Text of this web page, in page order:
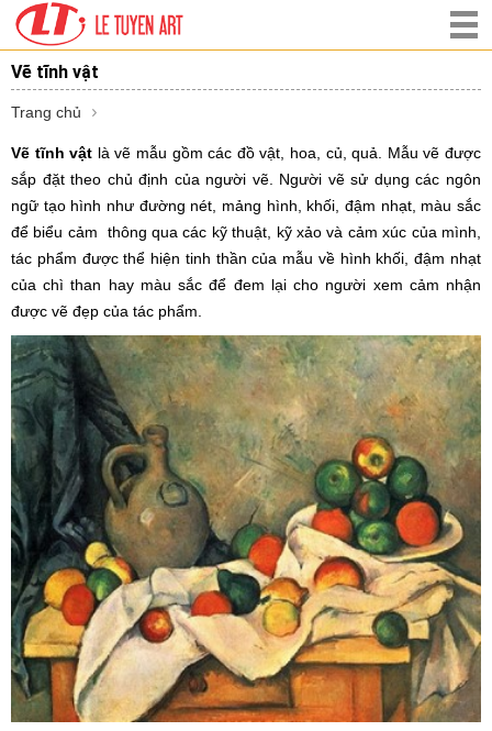
Vẽ tĩnh vật
Trang chủ
Vẽ tĩnh vật là vẽ mẫu gồm các đồ vật, hoa, củ, quả. Mẫu vẽ được
sắp đặt theo chủ định của người vẽ. Người vẽ sử dụng các ngôn
ngữ tạo hình như đường nét, mảng hình, khối, đậm nhạt, màu sắc
để biểu cảm thông qua các kỹ thuật, kỹ xảo và cảm xúc của mình,
tác phẩm được thể hiện tinh thần của mẫu về hình khối, đậm nhạt
của chì than hay màu sắc để đem lại cho người xem cảm nhận
được vẽ đẹp của tác phẩm.